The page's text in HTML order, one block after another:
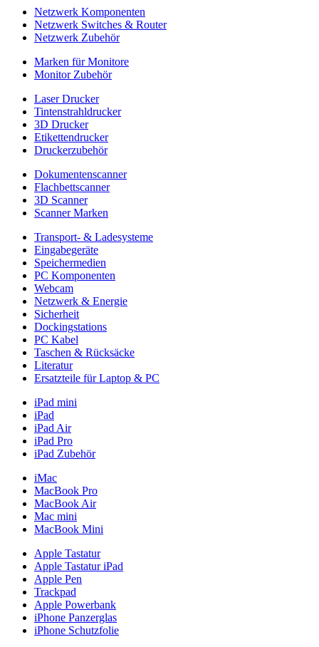
Netzwerk Komponenten
Netzwerk Switches & Router
Netzwerk Zubehör
Marken für Monitore
Monitor Zubehör
Laser Drucker
Tintenstrahldrucker
3D Drucker
Etikettendrucker
Druckerzubehör
Dokumentenscanner
Flachbettscanner
3D Scanner
Scanner Marken
Transport- & Ladesysteme
Eingabegeräte
Speichermedien
PC Komponenten
Webcam
Netzwerk & Energie
Sicherheit
Dockingstations
PC Kabel
Taschen & Rücksäcke
Literatur
Ersatzteile für Laptop & PC
iPad mini
iPad
iPad Air
iPad Pro
iPad Zubehör
iMac
MacBook Pro
MacBook Air
Mac mini
MacBook Mini
Apple Tastatur
Apple Tastatur iPad
Apple Pen
Trackpad
Apple Powerbank
iPhone Panzerglas
iPhone Schutzfolie